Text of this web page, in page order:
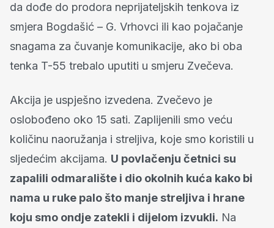
da dođe do prodora neprijateljskih tenkova iz
smjera Bogdašić – G. Vrhovci ili kao pojačanje
snagama za čuvanje komunikacije, ako bi oba
tenka T-55 trebalo uputiti u smjeru Zvečeva.
Akcija je uspješno izvedena. Zvečevo je
oslobođeno oko 15 sati. Zaplijenili smo veću
količinu naoružanja i streljiva, koje smo koristili u
sljedećim akcijama. U povlačenju četnici su
zapalili odmaralište i dio okolnih kuća kako bi
nama u ruke palo što manje streljiva i hrane
koju smo ondje zatekli i dijelom izvukli. Na